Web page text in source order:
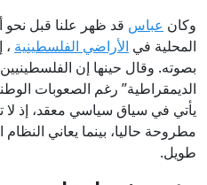
وكان عباس قد ظهر علنا قبل نحو
المحلية في الأراضي الفلسطينية ،
بصوته. وقال حينها إن
الديمقراطية” رغم الصعوبات
يأتي في سياق سياسي معقد، إذ لا
مطروحة حاليا، بينما يعاني
طويل.